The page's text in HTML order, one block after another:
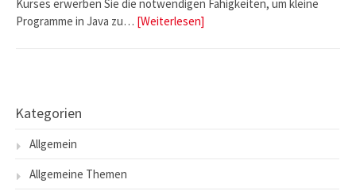
Kurses erwerben Sie die notwendigen Fähigkeiten, um kleine
Programme in Java zu… [Weiterlesen]
Kategorien
Allgemein
Allgemeine Themen